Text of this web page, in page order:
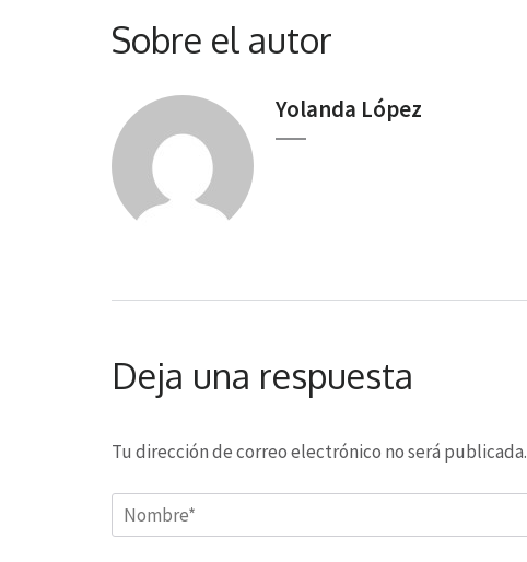
Sobre el autor
Yolanda López
Deja una respuesta
Tu dirección de correo electrónico no será publicada.